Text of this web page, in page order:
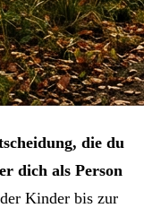
die du
dich als Person
Kinder bis zur